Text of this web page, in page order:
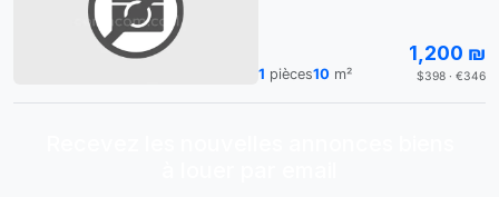
1 pièces10 m²
1,200 ₪
$398 · €346